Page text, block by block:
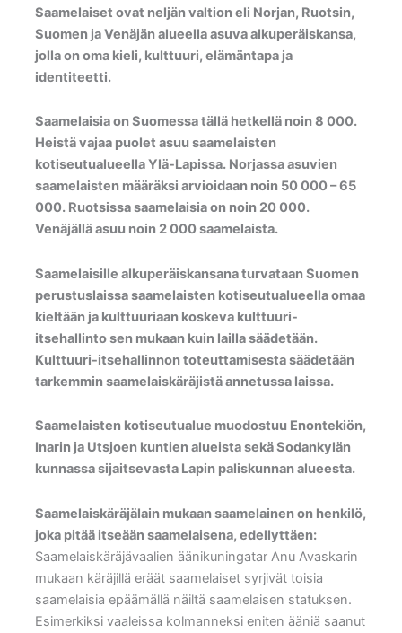
Saamelaiset ovat neljän valtion eli Norjan, Ruotsin,
Suomen ja Venäjän alueella asuva alkuperäiskansa,
jolla on oma kieli, kulttuuri, elämäntapa ja
identiteetti.
Saamelaisia on Suomessa tällä hetkellä noin 8 000.
Heistä vajaa puolet asuu saamelaisten
kotiseutualueella Ylä-Lapissa. Norjassa asuvien
saamelaisten määräksi arvioidaan noin 50 000 – 65
000. Ruotsissa saamelaisia on noin 20 000.
Venäjällä asuu noin 2 000 saamelaista.
Saamelaisille alkuperäiskansana turvataan Suomen
perustuslaissa saamelaisten kotiseutualueella omaa
kieltään ja kulttuuriaan koskeva kulttuuri-
itsehallinto sen mukaan kuin lailla säädetään.
Kulttuuri-itsehallinnon toteuttamisesta säädetään
tarkemmin saamelaiskäräjistä annetussa laissa.
Saamelaisten kotiseutualue muodostuu Enontekiön,
Inarin ja Utsjoen kuntien alueista sekä Sodankylän
kunnassa sijaitsevasta Lapin paliskunnan alueesta.
Saamelaiskäräjälain mukaan saamelainen on henkilö,
joka pitää itseään saamelaisena, edellyttäen:
Saamelaiskäräjävaalien äänikuningatar Anu Avaskarin
mukaan käräjillä eräät saamelaiset syrjivät toisia
saamelaisia epäämällä näiltä saamelaisen statuksen.
Esimerkiksi vaaleissa kolmanneksi eniten ääniä saanut